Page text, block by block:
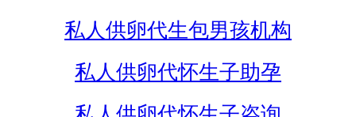
私人供卵代生包男孩机构
私人供卵代怀生子助孕